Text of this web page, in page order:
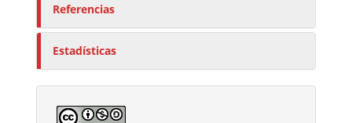
Referencias
Estadísticas